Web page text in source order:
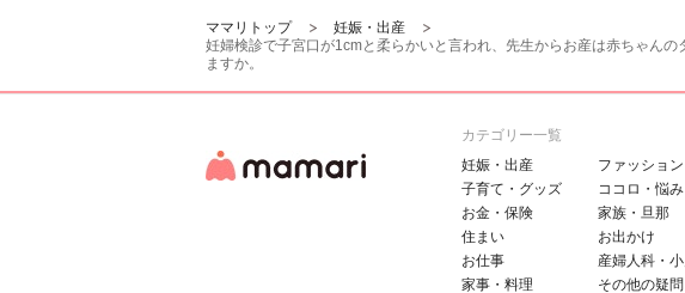
ママリトップ
妊娠・出産
妊婦検診で子宮口が1cmと柔らかいと言われ、先生からお産は赤ちゃん
ますか。
カテゴリー一覧
妊娠・出産
子育て・グッズ
お金・保険
住まい
お仕事
家事・料理
ファッショ
ココロ・悩み
家族・旦那
お出かけ
産婦人科・
その他の疑問